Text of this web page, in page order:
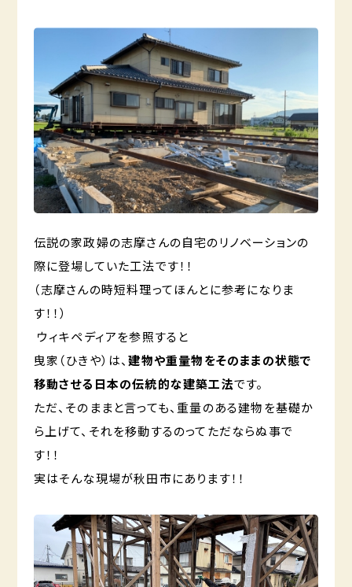
伝説の家政婦の志摩さんの自宅のリノベーションの
際に登場していた工法です！！
（志摩さんの時短料理ってほんとに参考になりま
す！！）
ウィキペディアを参照すると
曳家（ひきや）は、建物や重量物をそのままの状態で
移動させる日本の伝統的な建築工法です。
ただ、そのままと言っても、重量のある建物を基礎か
ら上げて、それを移動するのってただならぬ事で
す！！
実はそんな現場が秋田市にあります！！